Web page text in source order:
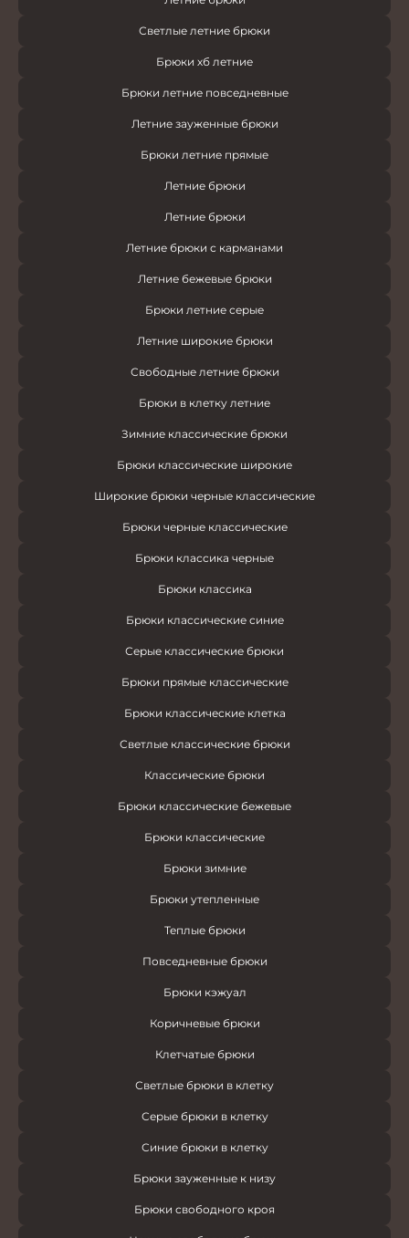
Светлые летние брюки
Брюки хб летние
Брюки летние повседневные
Летние зауженные брюки
Брюки летние прямые
Летние брюки
Летние брюки
Летние брюки с карманами
Летние бежевые брюки
Брюки летние серые
Летние широкие брюки
Свободные летние брюки
Брюки в клетку летние
Зимние классические брюки
Брюки классические широкие
Широкие брюки черные классические
Брюки черные классические
Брюки классика черные
Брюки классика
Брюки классические синие
Серые классические брюки
Брюки прямые классические
Брюки классические клетка
Светлые классические брюки
Классические брюки
Брюки классические бежевые
Брюки классические
Брюки зимние
Брюки утепленные
Теплые брюки
Повседневные брюки
Брюки кэжуал
Коричневые брюки
Клетчатые брюки
Светлые брюки в клетку
Серые брюки в клетку
Синие брюки в клетку
Брюки зауженные к низу
Брюки свободного кроя